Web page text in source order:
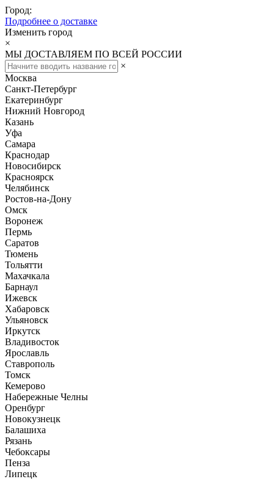
Город:
Подробнее о доставке
Изменить город
×
МЫ ДОСТАВЛЯЕМ ПО ВСЕЙ РОССИИ
×
Москва
Санкт-Петербург
Екатеринбург
Нижний Новгород
Казань
Уфа
Самара
Краснодар
Новосибирск
Красноярск
Челябинск
Ростов-на-Дону
Омск
Воронеж
Пермь
Саратов
Тюмень
Тольятти
Махачкала
Барнаул
Ижевск
Хабаровск
Ульяновск
Иркутск
Владивосток
Ярославль
Ставрополь
Томск
Кемерово
Набережные Челны
Оренбург
Новокузнецк
Балашиха
Рязань
Чебоксары
Пенза
Липецк